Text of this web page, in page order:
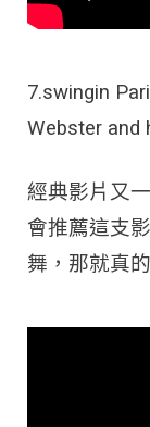
7.swingin
Webster and
經典影片又
會推薦這支
舞，那就真